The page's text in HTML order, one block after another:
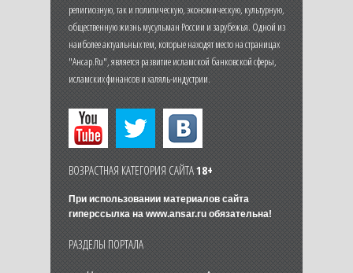
религиозную, так и политическую, экономическую, культурную,
общественную жизнь мусульман России и зарубежья. Одной из
наиболее актуальных тем, которые находят место на страницах
"Ансар.Ru", является развитие исламской банковской сферы,
исламских финансов и халяль-индустрии.
ВОЗРАСТНАЯ КАТЕГОРИЯ САЙТА18+
При использовании материалов сайта
гиперссылка на www.ansar.ruобязательна!
РАЗДЕЛЫ ПОРТАЛА